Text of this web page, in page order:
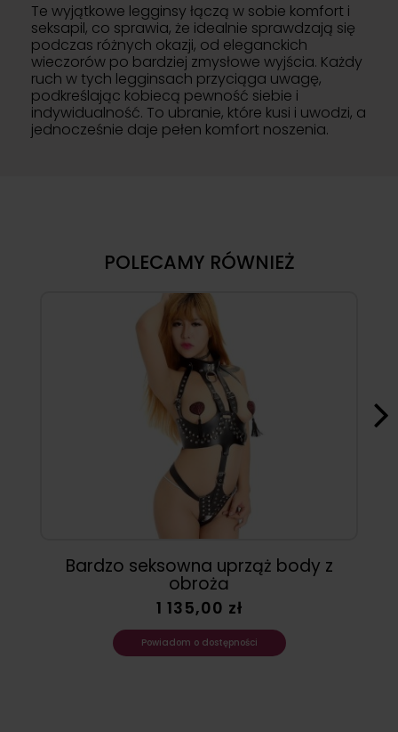
Te wyjątkowe legginsy łączą w sobie komfort i
seksapil, co sprawia, że idealnie sprawdzają się
podczas różnych okazji, od eleganckich
wieczorów po bardziej zmysłowe wyjścia. Każdy
ruch w tych legginsach przyciąga uwagę,
podkreślając kobiecą pewność siebie i
indywidualność. To ubranie, które kusi i uwodzi, a
jednocześnie daje pełen komfort noszenia.
POLECAMY RÓWNIEŻ
Bardzo seksowna uprząż body z
obrożą
1 135,00 zł
Powiadom o dostępności